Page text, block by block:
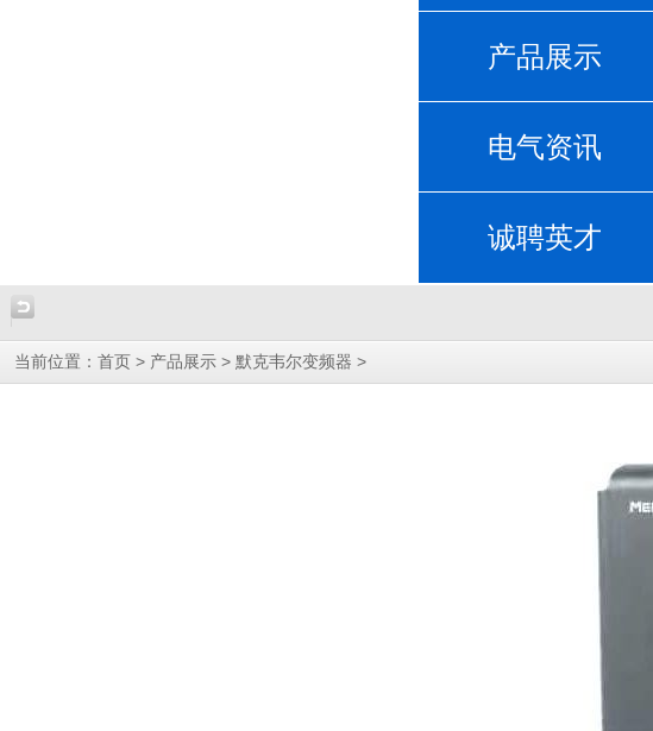
产品展示
电气资讯
诚聘英才
当前位置： 首页 > 产品展示 > 默克韦尔变频器 >